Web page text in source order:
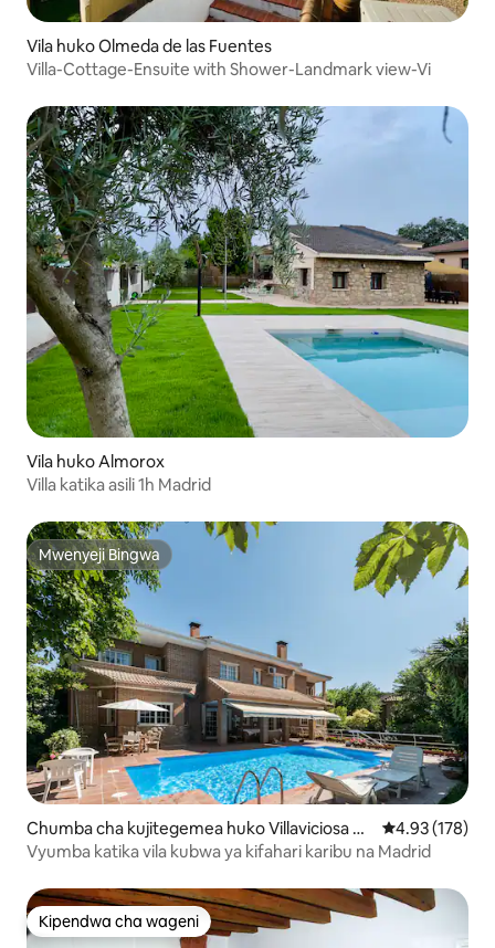
Vila huko Olmeda de las Fuentes
Villa-Cottage-Ensuite with Shower-Landmark view-Vi
Vila huko Almorox
Villa katika asili 1h Madrid
Mwenyeji Bingwa
Mwenyeji Bingwa
Chumba cha kujitegemea huko Villaviciosa de
Odón
Ukadiriaji wa
4.93 (178)
Vyumba katika vila kubwa ya kifahari karibu na Madrid
Kipendwa cha wageni
Kipendwa cha wageni